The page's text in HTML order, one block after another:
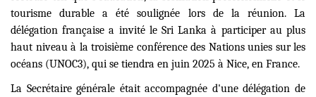
tourisme durable a été soulignée lors de la réunion. La
délégation française a invité le Sri Lanka à participer au plus
haut niveau à la troisième conférence des Nations unies sur les
océans (UNOC3), qui se tiendra en juin 2025 à Nice, en France.
La Secrétaire générale était accompagnée d'une délégation de